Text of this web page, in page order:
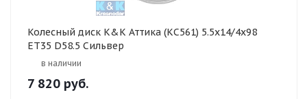
Колесный диск K&K Аттика (КС561) 5.5x14/4x98
ET35 D58.5 Сильвер
в наличии
7 820 руб.